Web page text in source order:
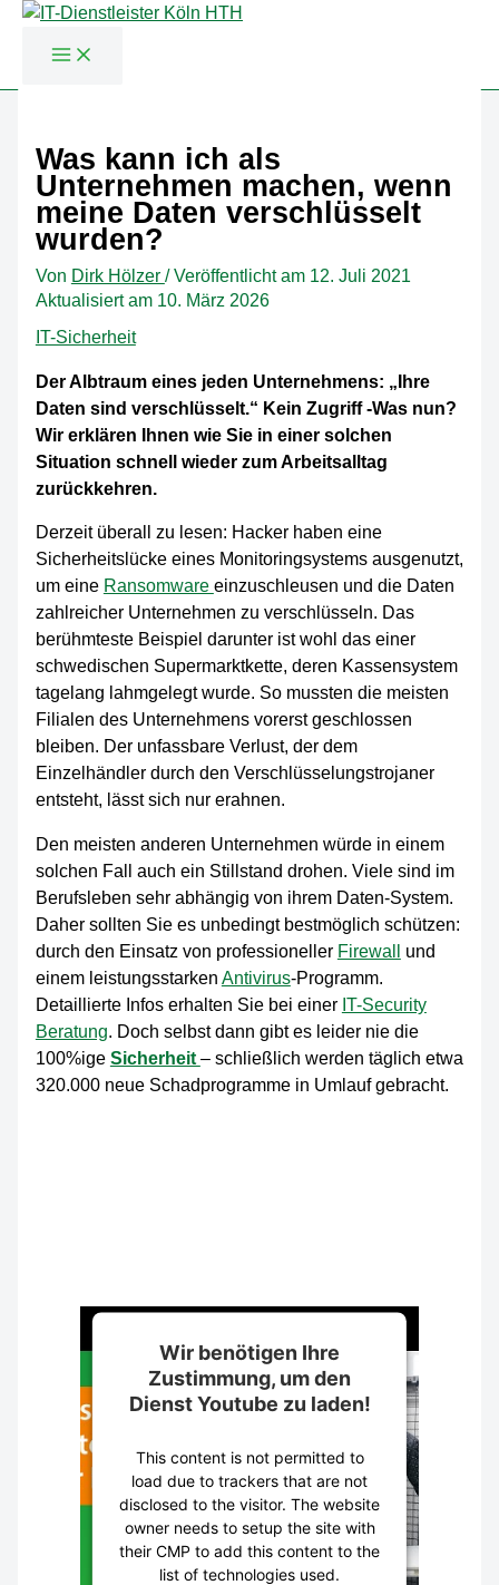
springen
Was kann ich als
Unternehmen machen, wenn
meine Daten verschlüsselt
wurden?
Von Dirk Hölzer /Veröffentlicht am 12. Juli 2021
Aktualisiert am 10. März 2026
IT-Sicherheit
Der Albtraum eines jeden Unternehmens: „Ihre
Daten sind verschlüsselt.“ Kein Zugriff -Was nun?
Wir erklären Ihnen wie Sie in einer solchen
Situation schnell wieder zum Arbeitsalltag
zurückkehren.
Derzeit überall zu lesen: Hacker haben eine
Sicherheitslücke eines Monitoringsystems ausgenutzt,
um eine Ransomware einzuschleusen und die Daten
zahlreicher Unternehmen zu verschlüsseln. Das
berühmteste Beispiel darunter ist wohl das einer
schwedischen Supermarktkette, deren Kassensystem
tagelang lahmgelegt wurde. So mussten die meisten
Filialen des Unternehmens vorerst geschlossen
bleiben. Der unfassbare Verlust, der dem
Einzelhändler durch den Verschlüsselungstrojaner
entsteht, lässt sich nur erahnen.
Den meisten anderen Unternehmen würde in einem
solchen Fall auch ein Stillstand drohen. Viele sind im
Berufsleben sehr abhängig von ihrem Daten-System.
Daher sollten Sie es unbedingt bestmöglich schützen:
durch den Einsatz von professioneller Firewall
und
einem leistungsstarken Antivirus-Programm.
Detaillierte Infos erhalten Sie bei einer IT-Security
Beratung. Doch selbst dann gibt es leider nie die
100%ige Sicherheit – schließlich werden täglich etwa
320.000 neue Schadprogramme in Umlauf gebracht.
Wir benötigen Ihre
Zustimmung, um den
Dienst Youtube zu laden!
This content is not permitted to
load due to trackers that are not
disclosed to the visitor. The website
owner needs to setup the site with
their CMP to add this content to the
list of technologies used.